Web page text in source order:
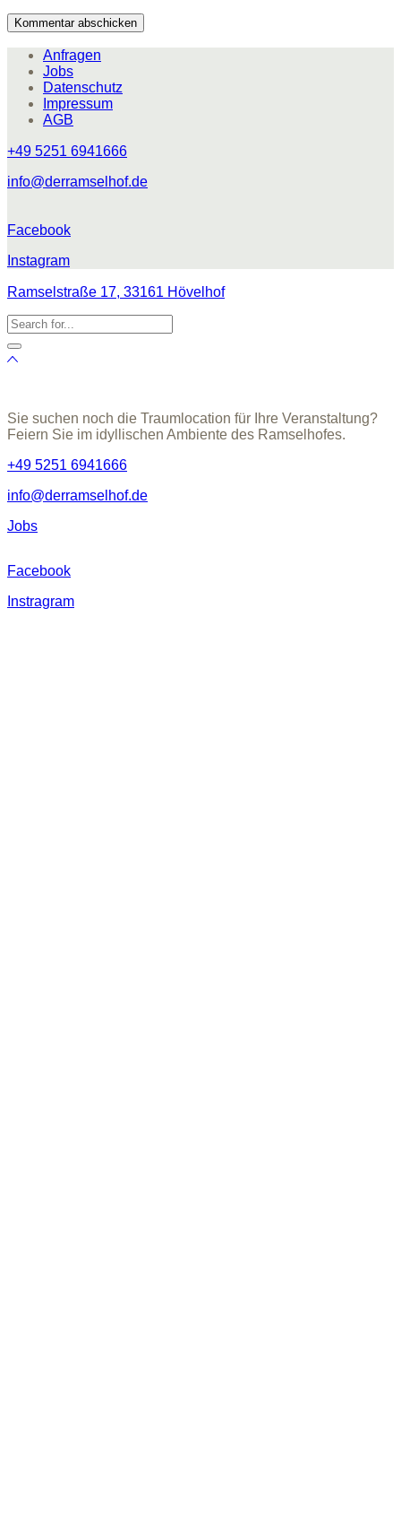
Anfragen
Jobs
Datenschutz
Impressum
AGB
+49 5251 6941666
info@derramselhof.de
Facebook
Instagram
Ramselstraße 17, 33161 Hövelhof
Sie suchen noch die Traumlocation für Ihre Veranstaltung?
Feiern Sie im idyllischen Ambiente des Ramselhofes.
+49 5251 6941666
info@derramselhof.de
Jobs
Facebook
Instragram